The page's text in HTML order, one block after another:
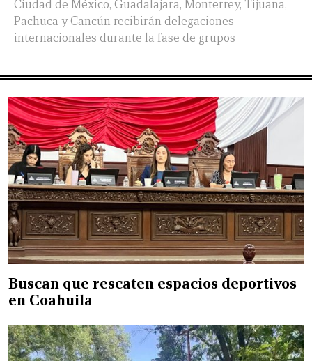
Ciudad de México, Guadalajara, Monterrey, Tijuana,
Pachuca y Cancún recibirán delegaciones
internacionales durante la fase de grupos
Buscan que rescaten espacios deportivos
en Coahuila